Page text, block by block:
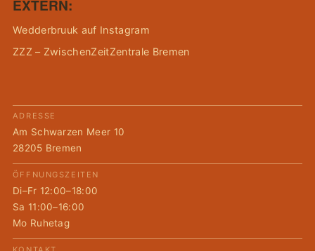
EXTERN:
Wedderbruuk auf Instagram
ZZZ – ZwischenZeitZentrale Bremen
ADRESSE
Am Schwarzen Meer 10
28205 Bremen
ÖFFNUNGSZEITEN
Di–Fr 12:00–18:00
Sa 11:00–16:00
Mo Ruhetag